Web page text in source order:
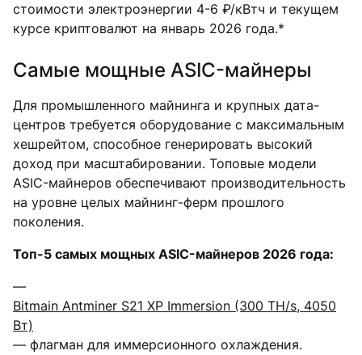
стоимости электроэнергии 4-6 ₽/кВтч и текущем
курсе криптовалют на январь 2026 года.*
Самые мощные ASIC-майнеры
Для промышленного майнинга и крупных дата-
центров требуется оборудование с максимальным
хешрейтом, способное генерировать высокий
доход при масштабировании. Топовые модели
ASIC-майнеров обеспечивают производительность
на уровне целых майнинг-ферм прошлого
поколения.
Топ-5 самых мощных ASIC-майнеров 2026 года:
—
Bitmain Antminer S21 XP Immersion (300 TH/s, 4050
Вт)
— флагман для иммерсионного охлаждения.